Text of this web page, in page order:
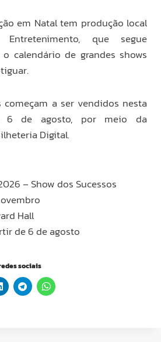
em Natal tem produção local
que segue
calendário de grandes shows
começam a ser vendidos nesta
6 de agosto, por meio da
Digital.
– Show dos Sucessos
Hall
de 6 de agosto
sociais